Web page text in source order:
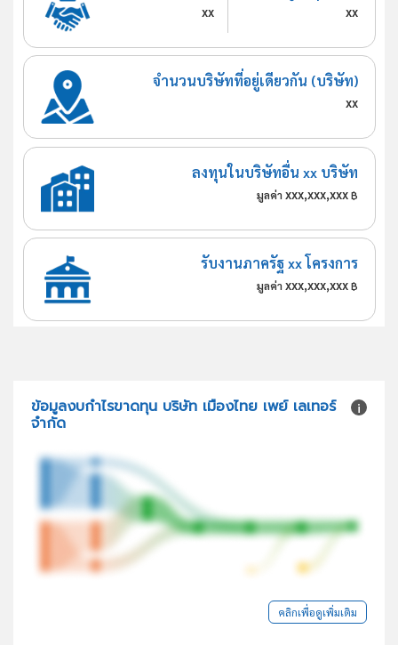
xx xx
จำนวนบริษัทที่อยู่เดียวกัน (บริษัท)
xx
ลงทุนในบริษัทอื่น xx บริษัท
มูลค่า xxx,xxx,xxx ฿
รับงานภาครัฐ xx โครงการ
มูลค่า xxx,xxx,xxx ฿
ข้อมูลงบกำไรขาดทุน บริษัท เมืองไทย เพย์ เลเทอร์
จำกัด
คลิกเพื่อดูเพิ่มเติม